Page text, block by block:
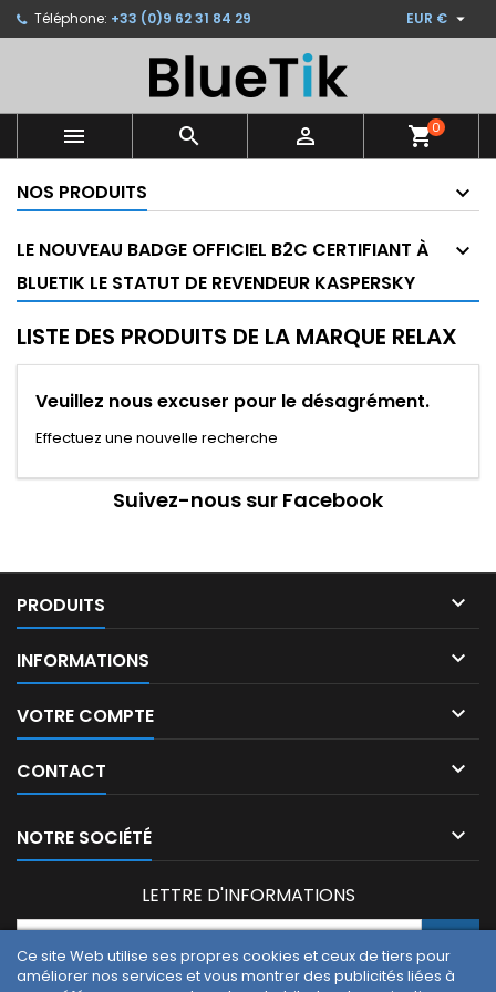
Téléphone: +33 (0)9 62 31 84 29 EUR € 
   shopping_cart0
NOS PRODUITS
LE NOUVEAU BADGE OFFICIEL B2C CERTIFIANT À
BLUETIK LE STATUT DE REVENDEUR KASPERSKY
LISTE DES PRODUITS DE LA MARQUE RELAX
Veuillez nous excuser pour le désagrément.
Effectuez une nouvelle recherche
Suivez-nous sur Facebook
PRODUITS 
INFORMATIONS 
VOTRE COMPTE 
CONTACT 
Ajouter à ma liste d'envies ×
Créer une nouvelle liste
((modalTitle)) ×
((confirmMessage))
Créer une liste d'envies ×
Nom de la liste d'envies
Annuler Créer une liste d'envies
Connexion ×
Vous devez être connecté pour ajouter des produits
à votre liste d'envies.
Ce site Web utilise ses propres cookies et ceux de tiers pour
améliorer nos services et vous montrer des publicités liées à
NOTRE SOCIÉTÉ 
LETTRE D'INFORMATIONS
Vous pouvez vous désinscrire à tout moment. Vous trouverez